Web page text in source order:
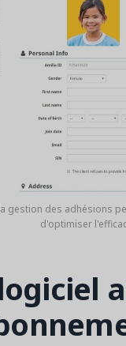
gestion des adhésions
d'optimiser